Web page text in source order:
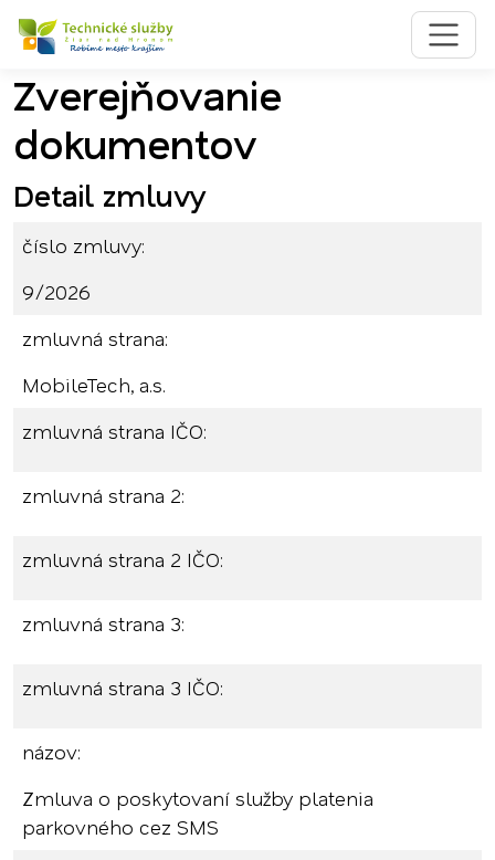
Preskočiť na obsah
Preskočiť na hlavné menu
Zverejňovanie
dokumentov
Detail zmluvy
číslo zmluvy:
9/2026
zmluvná strana:
MobileTech, a.s.
zmluvná strana IČO:
zmluvná strana 2:
zmluvná strana 2 IČO:
zmluvná strana 3:
zmluvná strana 3 IČO:
názov:
Zmluva o poskytovaní služby platenia
parkovného cez SMS